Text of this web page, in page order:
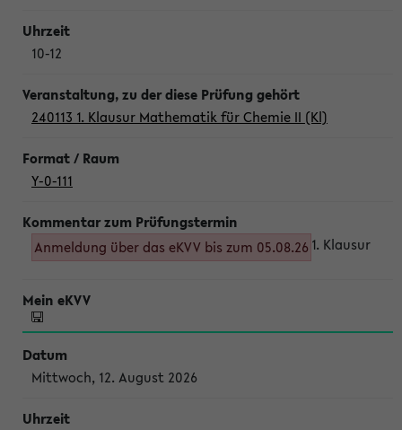
10-12
240113 1. Klausur Mathematik für Chemie II (Kl)
Y-0-111
Anmeldung über das eKVV bis zum 05.08.26 1. Klausur
Mittwoch, 12. August 2026